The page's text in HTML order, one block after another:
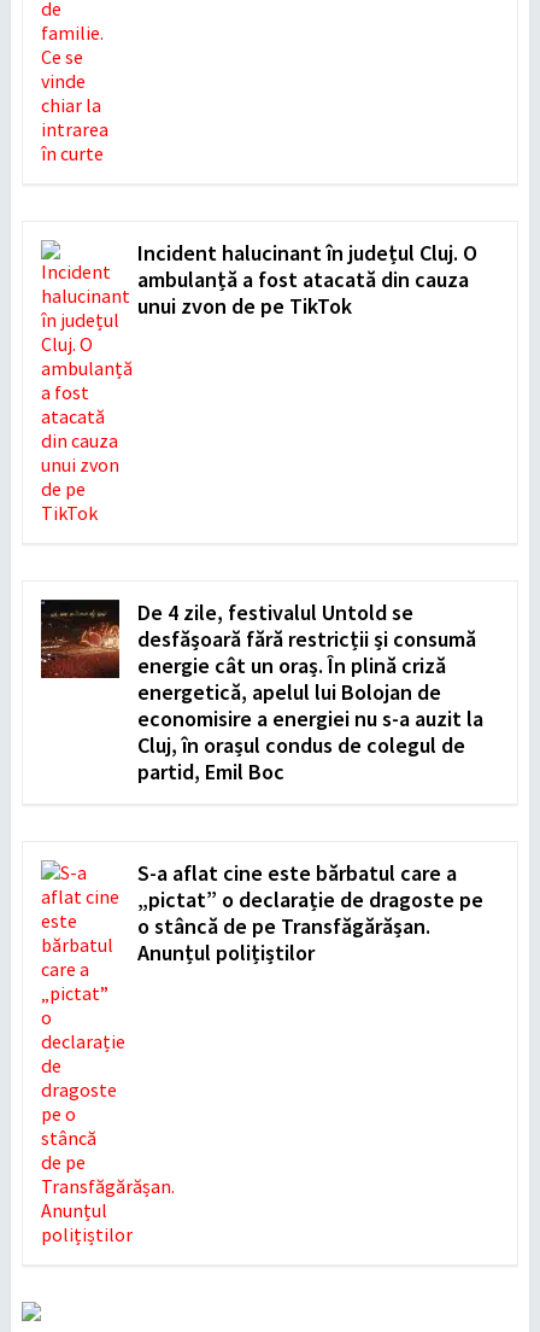
Incident halucinant în județul Cluj. O
ambulanță a fost atacată din cauza
unui zvon de pe TikTok
De 4 zile, festivalul Untold se
desfășoară fără restricții și consumă
energie cât un oraș. În plină criză
energetică, apelul lui Bolojan de
economisire a energiei nu s-a auzit la
Cluj, în orașul condus de colegul de
partid, Emil Boc
S-a aflat cine este bărbatul care a
„pictat” o declarație de dragoste pe
o stâncă de pe Transfăgărășan.
Anunțul polițiștilor